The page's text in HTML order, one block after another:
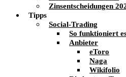
Zinsentscheidungen
Tipps
Social-Trading
So funktioniert
Anbieter
eToro
Naga
Wikifolio